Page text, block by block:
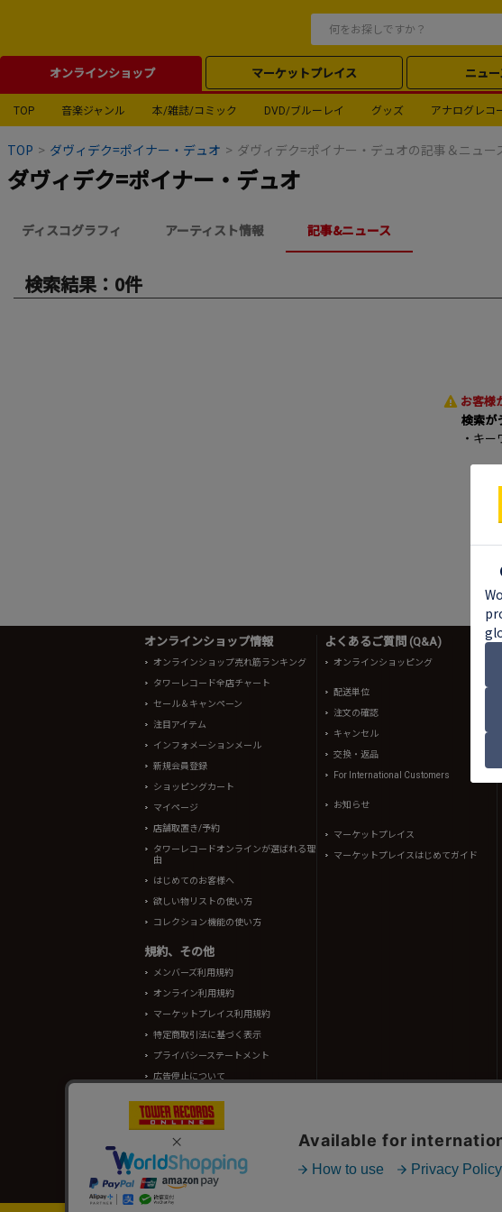
オンラインショップ マーケットプレイス ニュ
TOP 音楽ジャンル 本/雑誌/コミック DVD/ブルーレイ グッズ アナログレコ
TOP > ダヴィデク=ポイナー・デュオ > ダヴィデク=ポイナー・デュオの記事＆ニュー
ダヴィデク=ポイナー・デュオ
ディスコグラフィ アーティスト情報 記事&ニュース
検索結果：0件
お客様
検索が
・キ
オンラインショップ情報
オンラインショップ売れ筋ランキング
タワーレコード全店チャート
セール＆キャンペーン
注目アイテム
インフォメーションメール
新規会員登録
ショッピングカート
マイページ
店舗取置き/予約
タワーレコードオンラインが選ばれる理
由
はじめてのお客様へ
欲しい物リストの使い方
コレクション機能の使い方
規約、その他
メンバーズ利用規約
オンライン利用規約
マーケットプレイス利用規約
特定商取引法に基づく表示
プライバシーステートメント
広告停止について
よくあるご質問 (Q&A)
オンラインショッピング
配送単位
注文の確認
キャンセル
交換・返品
For International Customers
お知らせ
マーケットプレイス
マーケットプレイスはじめてガイド
TOWER RECORDS ONLINEに掲載されているすべてのコンテンツ(記事、画像、音声
情報の一部はRovi Corporation.、japan music data、(株)シーディージャーナルより提供
タワーレコード株式会社 東京都公安委員会 古物商許可 第302191605310号